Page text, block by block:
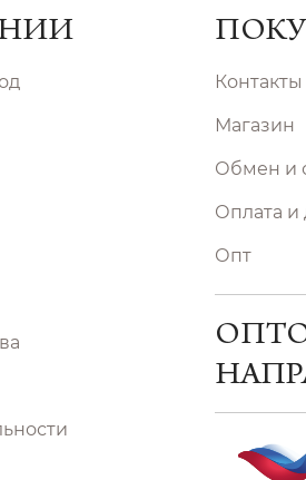
Контакты
Магазин
Обмен и
Оплата и
Опт